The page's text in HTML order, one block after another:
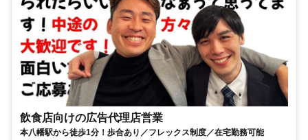
飲食店向けの広告代理店営業
本八幡駅から徒歩1分！歩合あり／フレックス制度／在宅勤務可能